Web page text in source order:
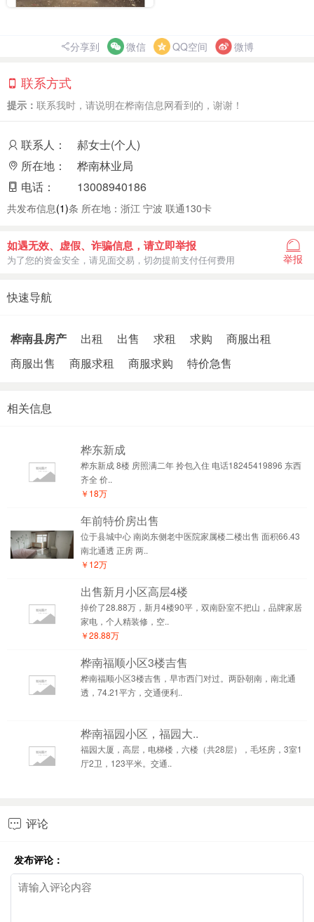
分享到 微信 QQ空间 微博
联系方式
提示： 联系我时，请说明在桦南信息网看到的，谢谢！
联系人：
郝女士(个人)
所在地：
桦南林业局
电话：
13008940186
共发布信息(1)条 所在地：浙江 宁波 联通130卡
如遇无效、虚假、诈骗信息，请立即举报
为了您的资金安全，请见面交易，切勿提前支付任何费用 举报
快速导航
桦南县房产 出租 出售 求租 求购
商服出租
商服出售
商服求租 商服求购 特价急售
相关信息
桦东新成
桦东新成 8楼 房照满二年 拎包入住 电话18245419896 东西
齐全 价..
￥18万
年前特价房出售
位于县城中心 南岗东侧老中医院家属楼二楼出售 面积66.43
南北通透 正房 两..
￥12万
出售新月小区高层4楼
掉价了28.88万，新月4楼90平，双南卧室不把山，品牌家居
家电，个人精装修，空..
￥28.88万
桦南福顺小区3楼吉售
桦南福顺小区3楼吉售，早市西门对过。两卧朝南，南北通
透，74.21平方，交通便利..
桦南福园小区，福园大..
福园大厦，高层，电梯楼，六楼（共28层），毛坯房，3室1
厅2卫，123平米。交通..
 评论
发布评论：